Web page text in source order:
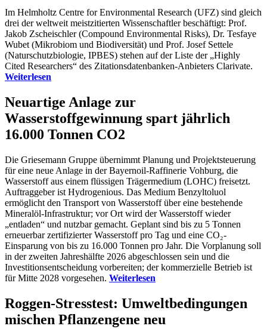
Im Helmholtz Centre for Environmental Research (UFZ) sind gleich
drei der weltweit meistzitierten Wissenschaftler beschäftigt: Prof.
Jakob Zscheischler (Compound Environmental Risks), Dr. Tesfaye
Wubet (Mikrobiom und Biodiversität) und Prof. Josef Settele
(Naturschutzbiologie, IPBES) stehen auf der Liste der „Highly
Cited Researchers“ des Zitationsdatenbanken-Anbieters Clarivate.
Weiterlesen
Neuartige Anlage zur
Wasserstoffgewinnung spart jährlich
16.000 Tonnen CO2
Die Griesemann Gruppe übernimmt Planung und Projektsteuerung
für eine neue Anlage in der Bayernoil-Raffinerie Vohburg, die
Wasserstoff aus einem flüssigen Trägermedium (LOHC) freisetzt.
Auftraggeber ist Hydrogenious. Das Medium Benzyltoluol
ermöglicht den Transport von Wasserstoff über eine bestehende
Mineralöl-Infrastruktur; vor Ort wird der Wasserstoff wieder
„entladen“ und nutzbar gemacht. Geplant sind bis zu 5 Tonnen
erneuerbar zertifizierter Wasserstoff pro Tag und eine CO₂-
Einsparung von bis zu 16.000 Tonnen pro Jahr. Die Vorplanung soll
in der zweiten Jahreshälfte 2026 abgeschlossen sein und die
Investitionsentscheidung vorbereiten; der kommerzielle Betrieb ist
für Mitte 2028 vorgesehen. Weiterlesen
Roggen-Stresstest: Umweltbedingungen
mischen Pflanzengene neu